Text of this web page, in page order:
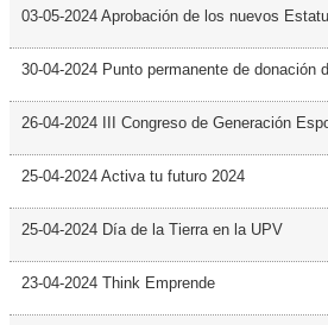
03-05-2024 Aprobación de los nuevos
30-04-2024 Punto permanente de donación
26-04-2024 III Congreso de Generación
25-04-2024 Activa tu futuro 2024
25-04-2024 Día de la Tierra en la UPV
23-04-2024 Think Emprende